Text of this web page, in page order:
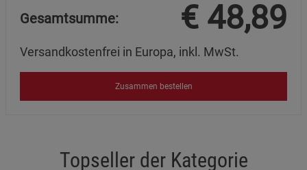
Gesamtsumme: € 48,89
Versandkostenfrei in Europa, inkl. MwSt.
Zusammen bestellen
Topseller der Kategorie
Marketing Cookies
Beschreibung Marketing Cookies